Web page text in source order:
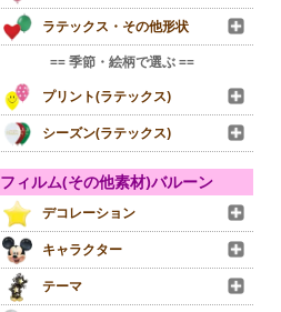
ラテックス・その他形状
== 季節・絵柄で選ぶ ==
プリント(ラテックス)
シーズン(ラテックス)
フィルム(その他素材)バルーン
デコレーション
キャラクター
テーマ